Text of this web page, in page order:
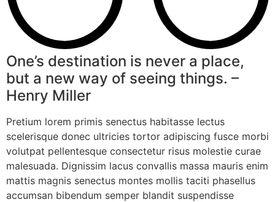
One’s destination is never a place,
but a new way of seeing things. –
Henry Miller
Pretium lorem primis senectus habitasse lectus
scelerisque donec ultricies tortor adipiscing fusce morbi
volutpat pellentesque consectetur risus molestie curae
malesuada. Dignissim lacus convallis massa mauris enim
mattis magnis senectus montes mollis taciti phasellus
accumsan bibendum semper blandit suspendisse